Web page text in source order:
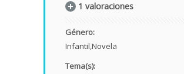
1 valoraciones
Género:
Infantil Novela
Tema(s):